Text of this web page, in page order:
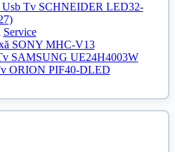
Usb Tv SCHNEIDER LED32-
Service
SONY MHC-V13
SAMSUNG UE24H4003W
ORION PIF40-DLED